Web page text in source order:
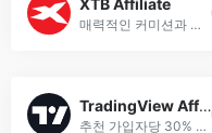
매력적인 커미션과 다국어 지원으로 글로벌 성장을 지원하는 제휴 프로그램.
TradingView Affiliate
추천 가입자당 30% 반복 커미션, 90일 쿠키 기간 제공.